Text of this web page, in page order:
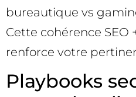
bureautique vs
Cette cohérence SEO
renforce votre
Playbooks